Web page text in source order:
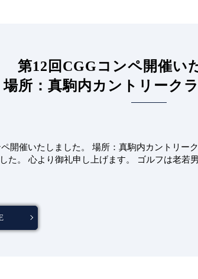
第12回CGGコンペ開催い
場所：真駒内カントリーク
開催いたしました。 場所：真駒内カントリー
た。 心より御礼申し上げます。 ゴルフは老若